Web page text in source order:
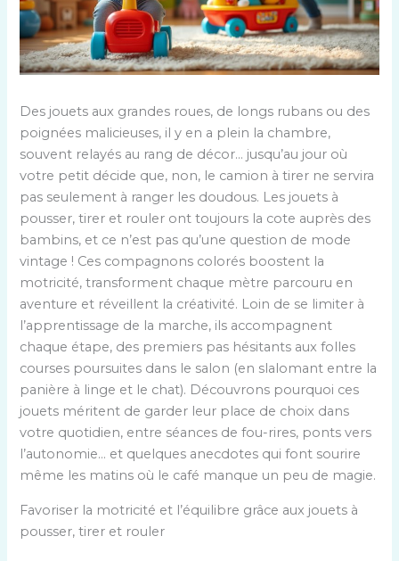
Des jouets aux grandes roues, de longs rubans ou des
poignées malicieuses, il y en a plein la chambre,
souvent relayés au rang de décor… jusqu’au jour où
votre petit décide que, non, le camion à tirer ne servira
pas seulement à ranger les doudous. Les jouets à
pousser, tirer et rouler ont toujours la cote auprès des
bambins, et ce n’est pas qu’une question de mode
vintage ! Ces compagnons colorés boostent la
motricité, transforment chaque mètre parcouru en
aventure et réveillent la créativité. Loin de se limiter à
l’apprentissage de la marche, ils accompagnent
chaque étape, des premiers pas hésitants aux folles
courses poursuites dans le salon (en slalomant entre la
panière à linge et le chat). Découvrons pourquoi ces
jouets méritent de garder leur place de choix dans
votre quotidien, entre séances de fou-rires, ponts vers
l’autonomie… et quelques anecdotes qui font sourire
même les matins où le café manque un peu de magie.
Favoriser la motricité et l’équilibre grâce aux jouets à
pousser, tirer et rouler